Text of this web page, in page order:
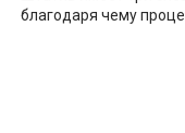
благодаря чему